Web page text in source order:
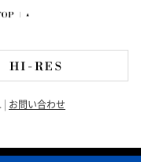
お問い合わせ